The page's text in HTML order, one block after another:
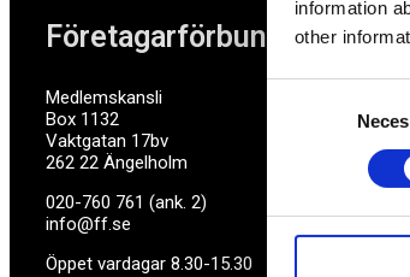
information
other
Företagarförbundet
Medlemskansli
Box 1132
Vaktgatan 17bv
262 22 Ängelholm
020-760 761 (ank. 2)
info@ff.se
Öppet vardagar 8.30-15.30